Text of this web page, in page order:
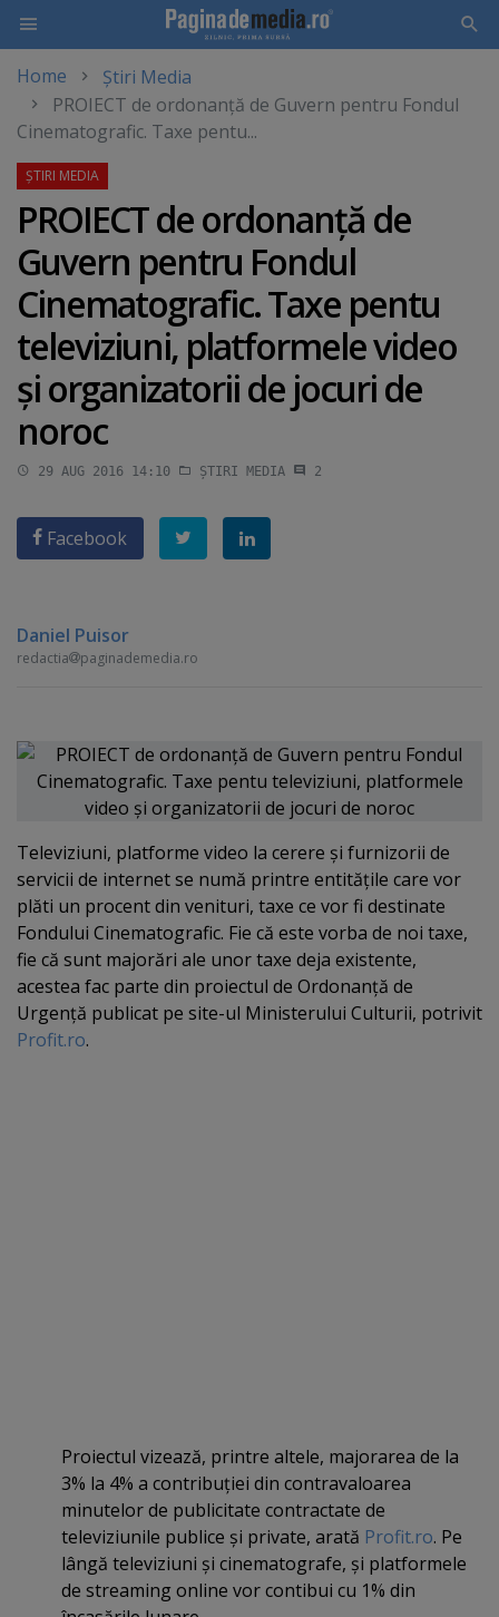
main
content
Home
Știri Media
PROIECT de ordonanţă de Guvern pentru Fondul
Cinematografic. Taxe pentu...
PROIECT de ordonanţă de
Guvern pentru Fondul
Cinematografic. Taxe pentu
televiziuni, platformele video
şi organizatorii de jocuri de
noroc
29 AUG 2016 14:10 ȘTIRI MEDIA 2
Facebook
Daniel Puisor
redactia paginademedia.ro
Televiziuni, platforme video la cerere şi furnizorii de
servicii de internet se numă printre entităţile care vor
plăti un procent din venituri, taxe ce vor fi destinate
Fondului Cinematografic. Fie că este vorba de noi taxe,
fie că sunt majorări ale unor taxe deja existente,
acestea fac parte din proiectul de Ordonanţă de
Urgenţă publicat pe site-ul Ministerului Culturii, potrivit
Profit.ro.
Proiectul vizează, printre altele, majorarea de la
3% la 4% a contribuţiei din contravaloarea
minutelor de publicitate contractate de
televiziunile publice şi private, arată Profit.ro. Pe
lângă televiziuni şi cinematografe, şi platformele
de streaming online vor contibui cu 1% din